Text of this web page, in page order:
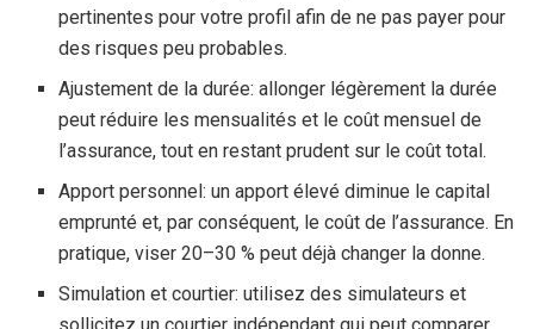
pertinentes pour votre profil afin de ne pas payer pour
des risques peu probables.
Ajustement de la durée: allonger légèrement la durée
peut réduire les mensualités et le coût mensuel de
l’assurance, tout en restant prudent sur le coût total.
Apport personnel: un apport élevé diminue le capital
emprunté et, par conséquent, le coût de l’assurance. En
pratique, viser 20–30 % peut déjà changer la donne.
Simulation et courtier: utilisez des simulateurs et